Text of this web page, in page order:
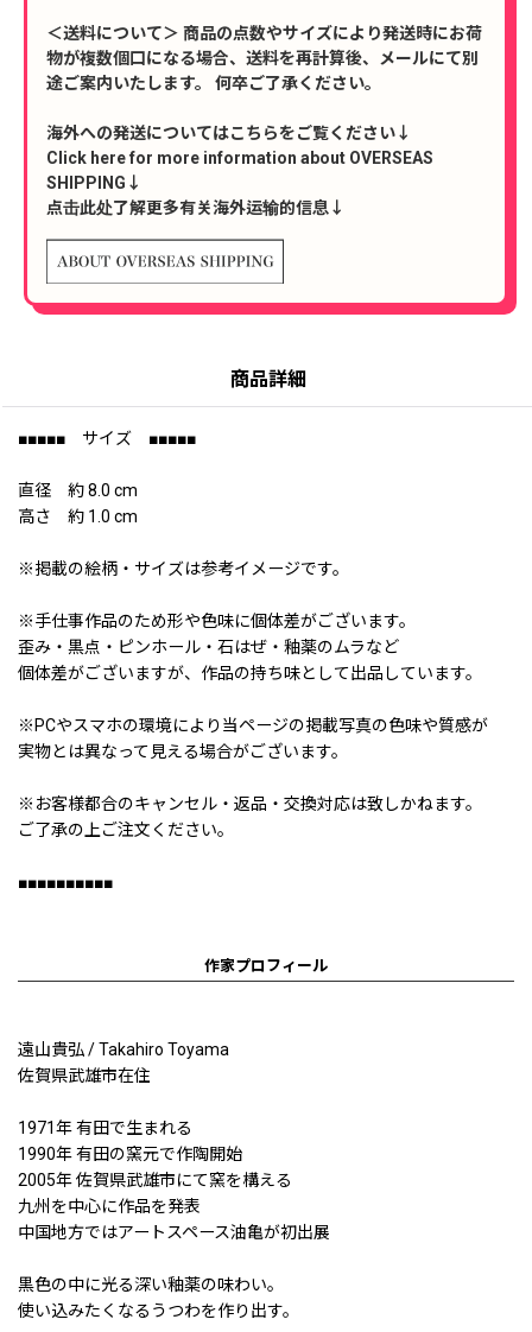
＜送料について＞ 商品の点数やサイズにより発送時にお荷
物が複数個口になる場合、送料を再計算後、メールにて別
途ご案内いたします。 何卒ご了承ください。
海外への発送についてはこちらをご覧ください↓
Click here for more information about OVERSEAS
SHIPPING↓
点击此处了解更多有关海外运输的信息↓
商品詳細
■■■■■ サイズ ■■■■■
直径 約 8.0 cm
高さ 約 1.0 cm
※掲載の絵柄・サイズは参考イメージです。
※手仕事作品のため形や色味に個体差がございます。
歪み・黒点・ピンホール・石はぜ・釉薬のムラなど
個体差がございますが、作品の持ち味として出品しています。
※PCやスマホの環境により当ページの掲載写真の色味や質感が
実物とは異なって見える場合がございます。
※お客様都合のキャンセル・返品・交換対応は致しかねます。
ご了承の上ご注文ください。
■■■■■■■■■■
作家プロフィール
遠山貴弘 / Takahiro Toyama
佐賀県武雄市在住
1971年 有田で生まれる
1990年 有田の窯元で作陶開始
2005年 佐賀県武雄市にて窯を構える
九州を中心に作品を発表
中国地方ではアートスペース油亀が初出展
黒色の中に光る深い釉薬の味わい。
使い込みたくなるうつわを作り出す。